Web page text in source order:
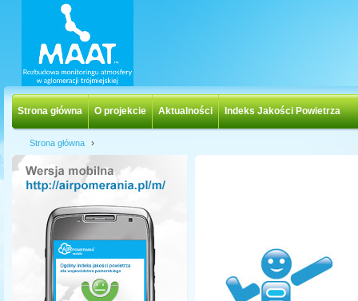
Strona główna O projekcie Aktualności Indeks Jakości Powietrza
Strona główna ›